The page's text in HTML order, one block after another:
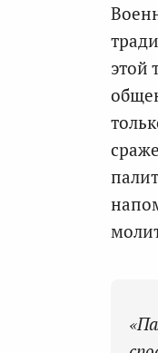
этой